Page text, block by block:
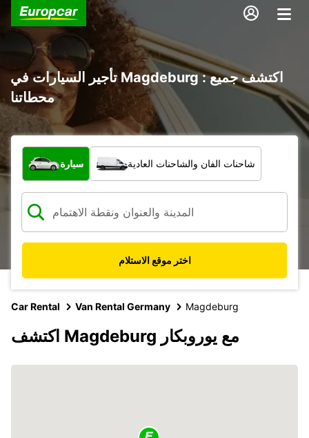
تأجير السيارات في Magdeburg : اكتشف جميع
محطاتنا
ما نوع المركبة؟
سيارة شاحنات الفان والشاحنات العادية
اختر موقع الاستلام
Car Rental Van Rental Germany Magdeburg
اكتشف Magdeburg مع يوروبكار